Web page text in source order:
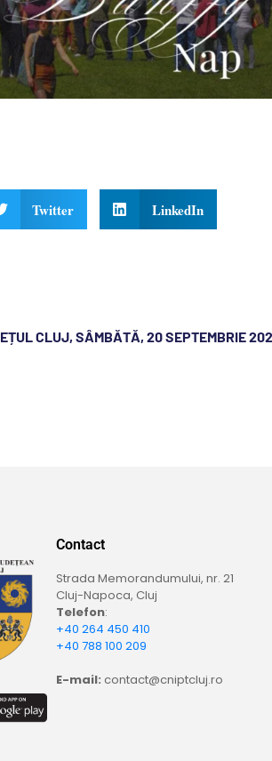
Twitter LinkedIn
CLUJ, SÂMBĂTĂ, 20 SEPTEMBRIE
Contact
Strada Memorandumului, nr. 21
Cluj-Napoca, Cluj
Telefon:
+40 264 450 410
+40 788 100 209
E-mail: contact@cniptcluj.ro